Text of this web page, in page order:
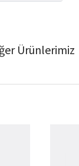
Ürünlerimiz